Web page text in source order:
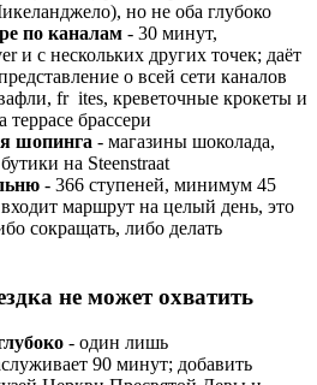
но не оба глубоко
по каналам - 30 минут,
и с нескольких других точек; даёт
о всей сети каналов
fr ites, креветочные крокеты и
террасе брассери
шопинга - магазины шоколада,
на Steenstraat
- 366 ступеней, минимум 45
маршрут на целый день, это
сокращать, либо делать
не может охватить
- один лишь
90 минут; добавить